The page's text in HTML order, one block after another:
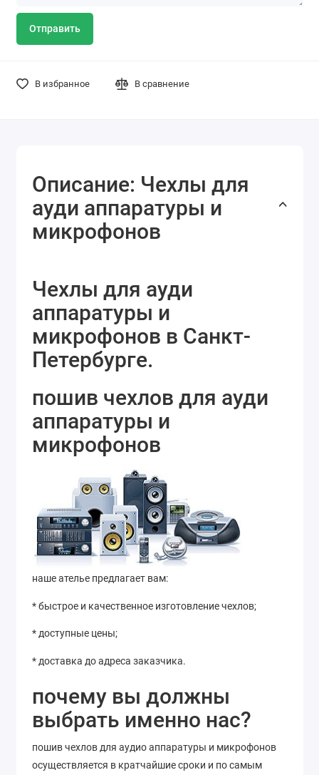
Отправить
В избранное В сравнение
Описание: Чехлы для
ауди аппаратуры и
микрофонов
Чехлы для ауди
аппаратуры и
микрофонов в Санкт-
Петербурге.
пошив чехлов для ауди
аппаратуры и
микрофонов
наше ателье предлагает вам:
* быстрое и качественное изготовление чехлов;
* доступные цены;
* доставка до адреса заказчика.
почему вы должны
выбрать именно нас?
пошив чехлов для аудио аппаратуры и микрофонов
осуществляется в кратчайшие сроки и по самым